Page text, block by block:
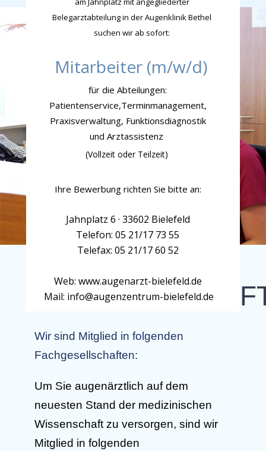
Wir sind Mitglied in folgenden
Fachgesellschaften:
Um Sie augenärztlich auf dem
neuesten Stand der medizinischen
Wissenschaft zu versorgen, sind wir
Mitglied in folgenden
Mitarbeiter (m/w/d)
für die Abteilungen:
Patientenservice,Terminmanagement,
Praxisverwaltung, Funktionsdiagnostik
und Arztassistenz
(Vollzeit oder Teilzeit)
Belegarztabteilungin der Augenklinik Bethel
suchen wir ab sofort:
Jahnplatz 6 · 33602 Bielefeld
Telefon: 05 21/17 73 55
Telefax: 05 21/17 60 52
Web: www.augenarzt-bielefeld.de
Mail: info@augenzentrum-bielefeld.de
Ihre Bewerbung richten Sie bitte an: